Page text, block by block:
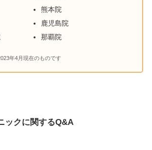
熊本院
鹿児島院
那覇院
年4月現在のものです
ックに関するQ&A